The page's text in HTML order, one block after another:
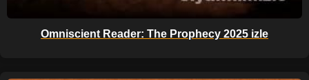
Omniscient Reader: The Prophecy 2025 izle